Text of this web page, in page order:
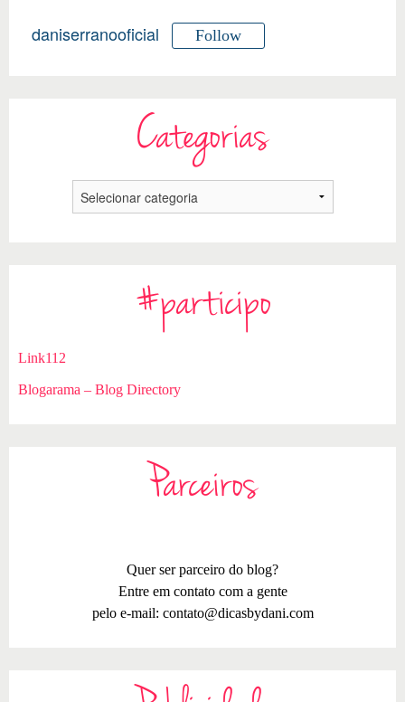
daniserranooficial Follow
Categorias
#participo
Link112
Blogarama – Blog Directory
Parceiros
Quer ser parceiro do blog?
Entre em contato com a gente
pelo e-mail: contato@dicasbydani.com